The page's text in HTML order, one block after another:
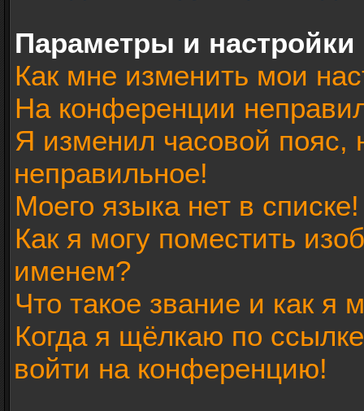
Параметры и настройки
Как мне изменить мои
На конференции
Я изменил часовой пояс,
неправильное!
Моего языка нет в списке!
Как я могу поместить
именем?
Что такое звание и как я
Когда я щёлкаю по
войти на конференцию!